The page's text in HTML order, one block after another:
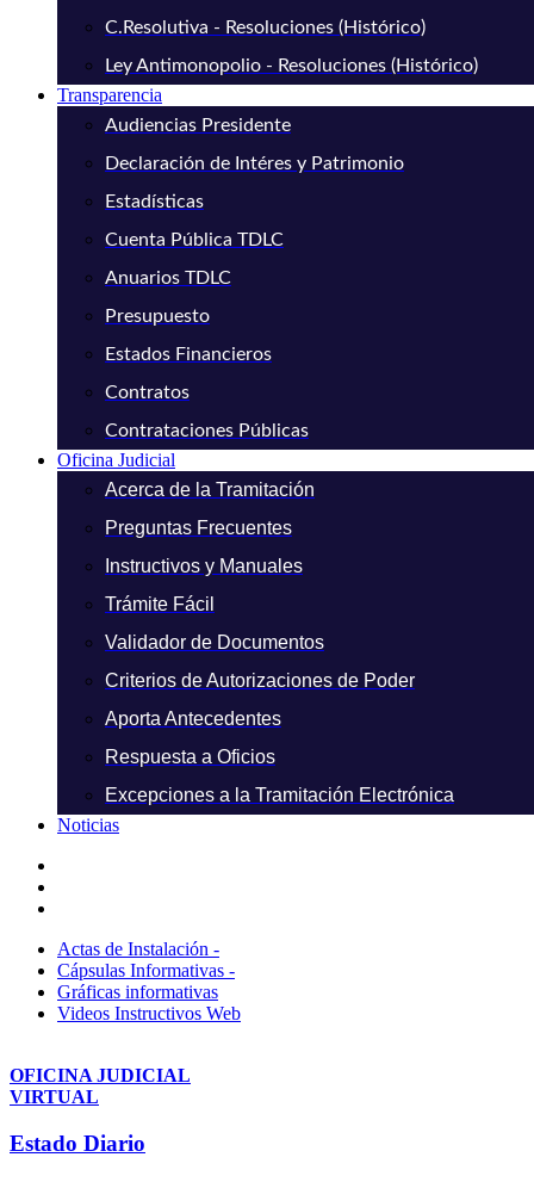
C.Resolutiva - Resoluciones (Histórico)
Ley Antimonopolio - Resoluciones (Histórico)
Transparencia
Audiencias Presidente
Declaración de Intéres y Patrimonio
Estadísticas
Cuenta Pública TDLC
Anuarios TDLC
Presupuesto
Estados Financieros
Contratos
Contrataciones Públicas
Oficina Judicial
Acerca de la Tramitación
Preguntas Frecuentes
Instructivos y Manuales
Trámite Fácil
Validador de Documentos
Criterios de Autorizaciones de Poder
Aporta Antecedentes
Respuesta a Oficios
Excepciones a la Tramitación Electrónica
Noticias
Actas de Instalación -
Cápsulas Informativas -
Gráficas informativas
Videos Instructivos Web
OFICINA JUDICIAL
VIRTUAL
Estado Diario